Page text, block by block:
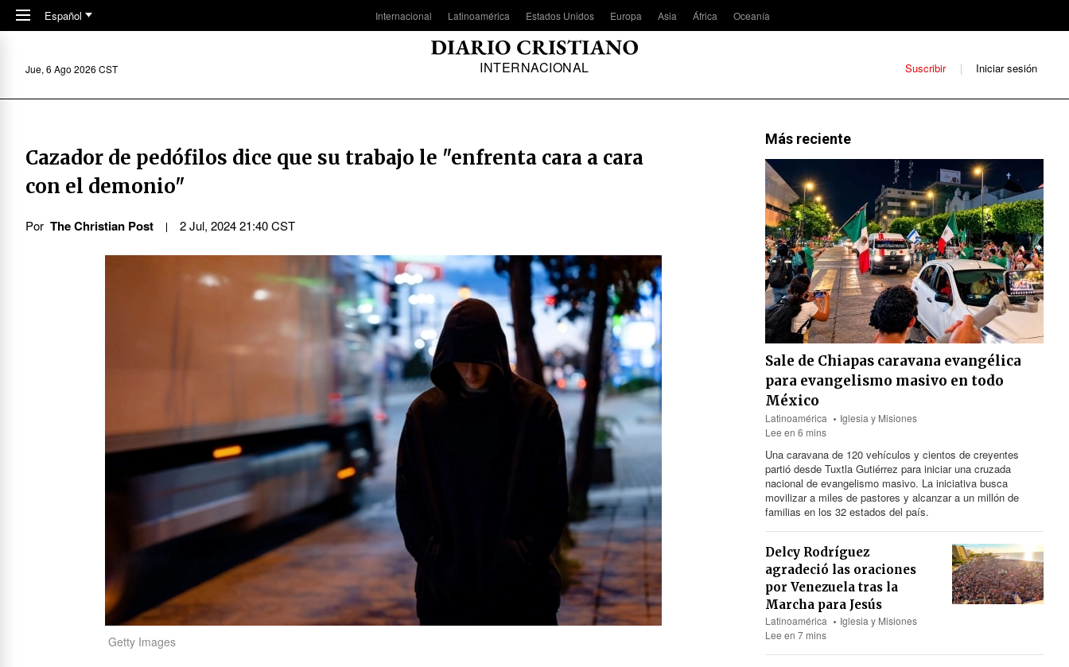
Skip to main content
Español Internacional Latinoamérica Estados Unidos Europa Asia África Oceanía
INTERNACIONAL
Jue, 6 Ago 2026 CST Suscribir Iniciar sesión
Cazador de pedófilos dice que su trabajo le "enfrenta cara a cara
con el demonio"
Por The Christian Post 2 Jul, 2024 21:40 CST
Getty Images
Más reciente
Sale de Chiapas caravana evangélica
para evangelismo masivo en todo
México
Latinoamérica
Iglesia y Misiones
Lee en 6 mins
Una caravana de 120 vehículos y cientos de creyentes
partió desde Tuxtla Gutiérrez para iniciar una cruzada
nacional de evangelismo masivo. La iniciativa busca
movilizar a miles de pastores y alcanzar a un millón de
familias en los 32 estados del país.
Delcy Rodríguez
agradeció las oraciones
por Venezuela tras la
Marcha para Jesús
Latinoamérica
Iglesia y Misiones
Lee en 7 mins